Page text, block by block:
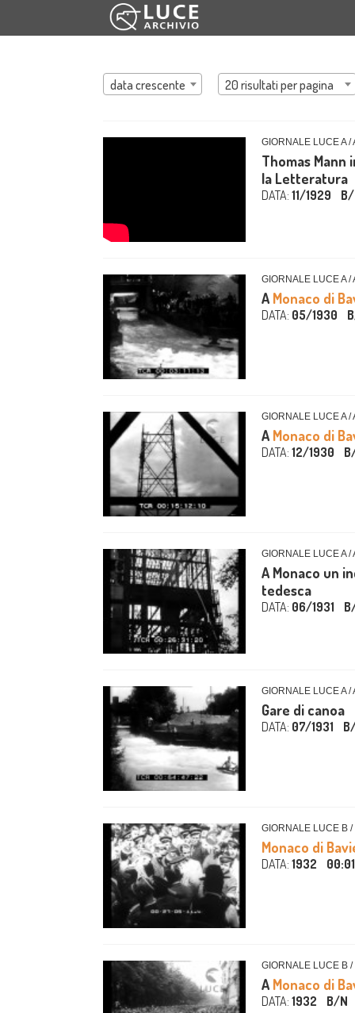
data crescente 20 risultati per pagina
GIORNALE LUCE A /
Thomas Mann
la Letteratura
DATA: 11/1929
GIORNALE LUCE A /
A Monaco di
DATA: 05/1930
GIORNALE LUCE A /
A Monaco di
DATA: 12/1930
GIORNALE LUCE A /
A Monaco un
tedesca
DATA: 06/1931
GIORNALE LUCE A /
Gare di canoa
DATA: 07/1931
GIORNALE LUCE B
Monaco di
DATA: 1932
GIORNALE LUCE B /
A Monaco di
DATA: 1932 B/N